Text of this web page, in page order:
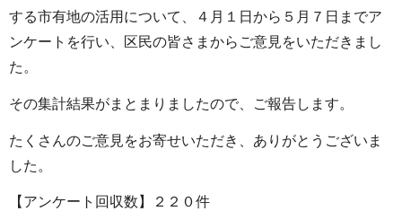
する市有地の活用について、４月１日から５月７日までア
ンケートを行い、区民の皆さまからご意見をいただきまし
た。
その集計結果がまとまりましたので、ご報告します。
たくさんのご意見をお寄せいただき、ありがとうございま
した。
【アンケート回収数】２２０件